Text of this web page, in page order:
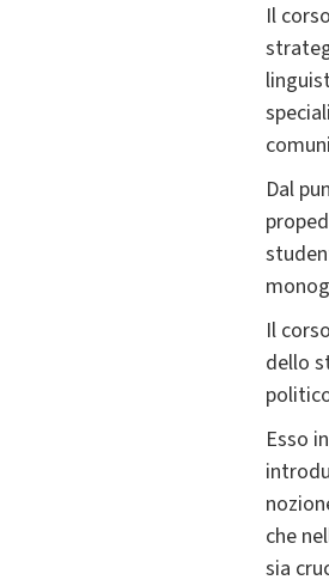
Il
Dal
Il
dello
Esso
che
sia